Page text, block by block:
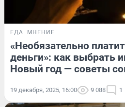
ЕДА МНЕНИЕ
«Необязательно
деньги»: как выбрать
Новый год — советы
19 декабря, 2025, 16:00 9 088 1